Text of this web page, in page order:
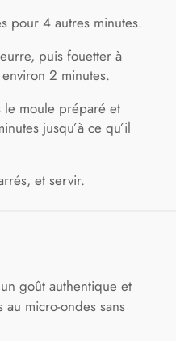
pour 4 autres minutes.
puis fouetter à
2 minutes.
le moule préparé et
jusqu’à ce qu’il
et servir.
goût authentique et
micro-ondes sans